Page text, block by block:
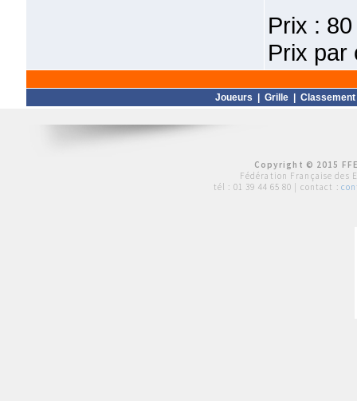
Prix :
Prix par
Joueurs Grille Classement
Copyright © 2015
Fédération Française des
tél : 01 39 44 65 80 | contact :